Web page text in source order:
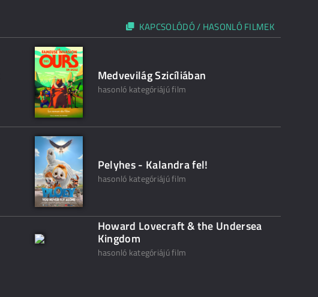
KAPCSOLÓDÓ / HASONLÓ FILMEK
Medvevilág Szicíliában
hasonló kategóriájú film
Pelyhes - Kalandra fel!
hasonló kategóriájú film
Howard Lovecraft & the Undersea
Kingdom
hasonló kategóriájú film